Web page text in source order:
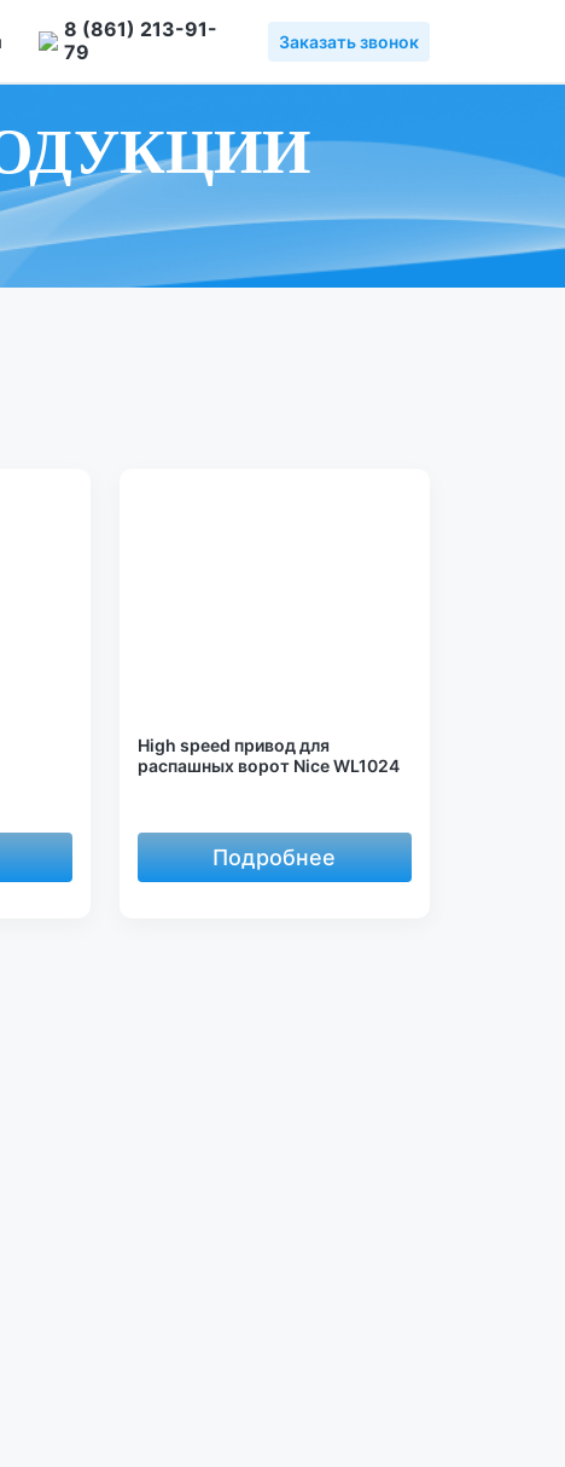
8 (861) 213-91-
79
Заказать звонок
High speed привод для
распашных ворот Nice WL1024
Подробнее